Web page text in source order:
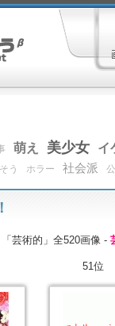
萌え 美少女 イ
う ホラー 社会派
「芸術的」全520画像 -
51位